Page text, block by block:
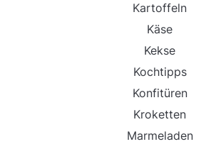
Kartoffeln
Käse
Kekse
Kochtipps
Konfitüren
Kroketten
Marmeladen